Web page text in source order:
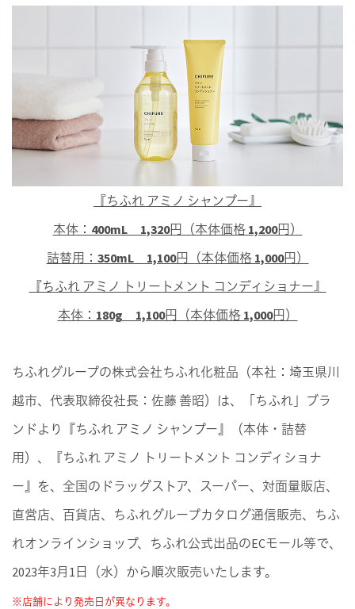
『ちふれ アミノ シャンプー』
本体：400mL 1,320円（本体価格 1,200円）
詰替用：350mL 1,100円（本体価格 1,000円）
『ちふれ アミノ トリートメント コンディショナー』
本体：180g 1,100円（本体価格 1,000円）
ちふれグループの株式会社ちふれ化粧品（本社：埼玉県川
越市、代表取締役社長：佐藤 善昭）は、「ちふれ」ブラ
ンドより『ちふれ アミノ シャンプー』（本体・詰替
用）、『ちふれ アミノ トリートメント コンディショナ
ー』を、全国のドラッグストア、スーパー、対面量販店、
直営店、百貨店、ちふれグループカタログ通信販売、ちふ
れオンラインショップ、ちふれ公式出品のECモール等で、
2023年3月1日（水）から順次販売いたします。
※店舗により発売日が異なります。